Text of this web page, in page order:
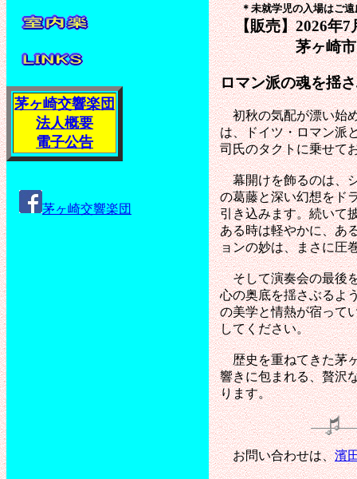
茅ヶ崎交響楽団
法人概要
電子公告
茅ヶ崎交響楽団
＊未就学児の入場はご遠
【販売】2026年7
茅ヶ崎市民文
ロマン派の魂を揺
初秋の気配が漂い始め
は、ドイツ・ロマン派
司氏のタクトに乗せて
幕開けを飾るのは、シ
の葛藤と深い幻想をド
引き込みます。続いて
ある時は軽やかに、あ
ョンの妙は、まさに圧
そして演奏会の最後を
心の奥底を揺さぶるよ
の美学と情熱が宿って
してください。
歴史を重ねてきた茅ヶ
響きに包まれる、贅沢
ります。
お問い合わせは、濱